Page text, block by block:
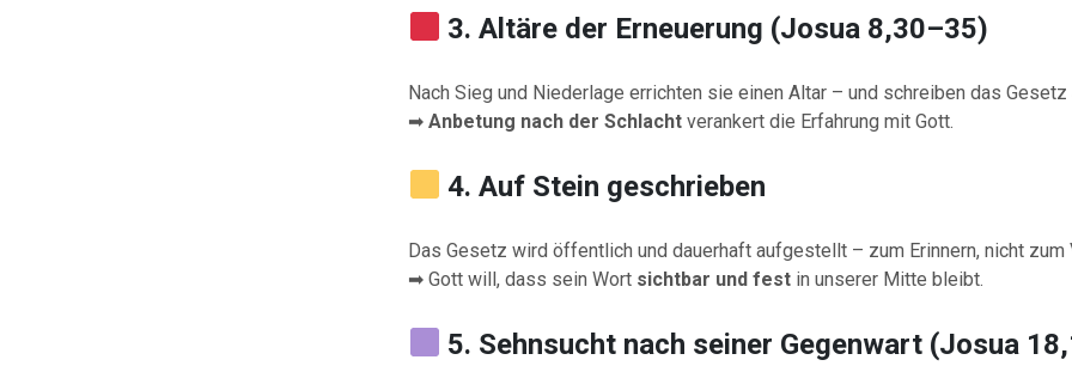
3. Altäre der Erneuerung (Josua 8,30–35)
Nach Sieg und Niederlage errichten sie einen Altar – und schreiben das Gesetz
➡ Anbetung nach der Schlachtverankert die Erfahrung mit Gott.
4. Auf Stein geschrieben
Das Gesetz wird öffentlich und dauerhaft aufgestellt – zum Erinnern, nicht zum
➡ Gott will, dass sein Wort sichtbar und festin unserer Mitte bleibt.
5. Sehnsucht nach seiner Gegenwart (Josua